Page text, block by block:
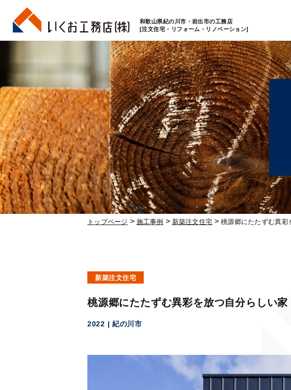
和歌山県紀の川市・岩出市の工務店
[注文住宅・リフォーム・リノベーション]
トップページ > 施工事例 > 新築注文住宅 >桃源郷にたたずむ異彩
新築注文住宅
桃源郷にたたずむ異彩を放つ自分らしい家
2022 紀の川市